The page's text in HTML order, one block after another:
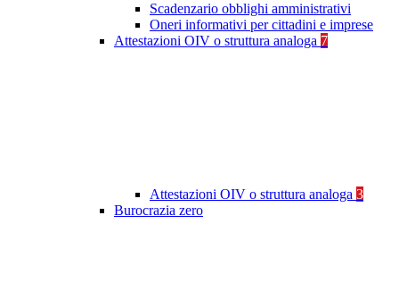
Scadenzario obblighi amministrativi
Oneri informativi per cittadini e imprese
Attestazioni OIV o struttura analoga 7
Attestazioni OIV o struttura analoga 3
Burocrazia zero